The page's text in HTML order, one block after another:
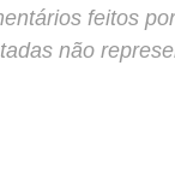
feitos
não